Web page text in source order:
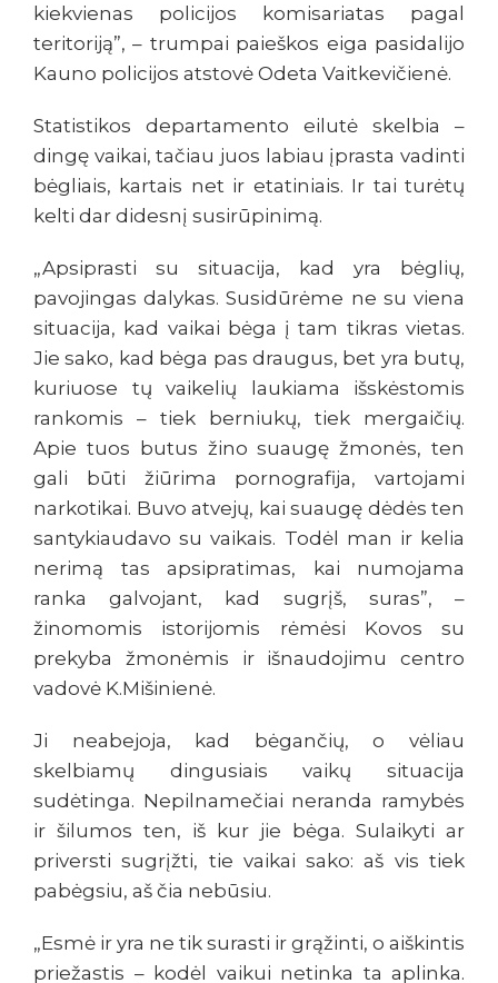
kiekvienas policijos komisariatas pagal
teritoriją”, – trumpai paieškos eiga pasidalijo
Kauno policijos atstovė Odeta Vaitkevičienė.
Statistikos departamento eilutė skelbia –
dingę vaikai, tačiau juos labiau įprasta vadinti
bėgliais, kartais net ir etatiniais. Ir tai turėtų
kelti dar didesnį susirūpinimą.
„Apsiprasti su situacija, kad yra bėglių,
pavojingas dalykas. Susidūrėme ne su viena
situacija, kad vaikai bėga į tam tikras vietas.
Jie sako, kad bėga pas draugus, bet yra butų,
kuriuose tų vaikelių laukiama išskėstomis
rankomis – tiek berniukų, tiek mergaičių.
Apie tuos butus žino suaugę žmonės, ten
gali būti žiūrima pornografija, vartojami
narkotikai. Buvo atvejų, kai suaugę dėdės ten
santykiaudavo su vaikais. Todėl man ir kelia
nerimą tas apsipratimas, kai numojama
ranka galvojant, kad sugrįš, suras”, –
žinomomis istorijomis rėmėsi Kovos su
prekyba žmonėmis ir išnaudojimu centro
vadovė K.Mišinienė.
Ji neabejoja, kad bėgančių, o vėliau
skelbiamų dingusiais vaikų situacija
sudėtinga. Nepilnamečiai neranda ramybės
ir šilumos ten, iš kur jie bėga. Sulaikyti ar
priversti sugrįžti, tie vaikai sako: aš vis tiek
pabėgsiu, aš čia nebūsiu.
„Esmė ir yra ne tik surasti ir grąžinti, o aiškintis
priežastis – kodėl vaikui netinka ta aplinka.